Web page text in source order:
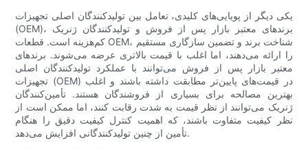
یکی دیگر از پویایی‌های کلیدی، تعامل بین تولیدکنندگان اصلی تجهیزات
(OEM)، برندهای معتبر بازار پس از فروش و تولیدکنندگان ژنریک
کم‌هزینه است. قطعات OEM، شناخت برند و تضمین سازگاری مستقیم
را ارائه می‌دهند، اما اغلب با قیمت بالاتری عرضه می‌شوند. برندهای
معتبر بازار پس از فروش می‌توانند با عملکرد تولیدکنندگان اصلی
تجهیزات (OEM) در قیمت‌های پایین‌تر مطابقت داشته باشند و اغلب
بهترین مصالحه برای بسیاری از فروشندگان هستند. تأمین‌کنندگان
ژنریک می‌توانند از نظر قیمت به شدت رقابت کنند، اما ممکن است از
نظر کیفیت متفاوت باشند، که اهمیت کنترل کیفیت دقیق را هنگام
تأمین از چنین تولیدکنندگانی افزایش می‌دهد.